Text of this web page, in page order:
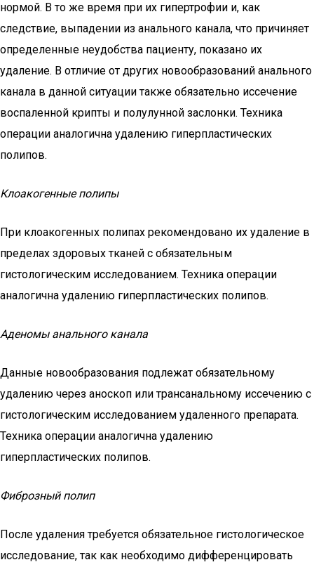
нормой. В то же время при их гипертрофии и, как
следствие, выпадении из анального канала, что причиняет
определенные неудобства пациенту, показано их
удаление. В отличие от других новообразований анального
канала в данной ситуации также обязательно иссечение
воспаленной крипты и полулунной заслонки. Техника
операции аналогична удалению гиперпластических
полипов.
Клоакогенные полипы
При клоакогенных полипах рекомендовано их удаление в
пределах здоровых тканей с обязательным
гистологическим исследованием. Техника операции
аналогична удалению гиперпластических полипов.
Аденомы анального канала
Данные новообразования подлежат обязательному
удалению через аноскоп или трансанальному иссечению с
гистологическим исследованием удаленного препарата.
Техника операции аналогична удалению
гиперпластических полипов.
Фиброзный полип
После удаления требуется обязательное гистологическое
исследование, так как необходимо дифференцировать